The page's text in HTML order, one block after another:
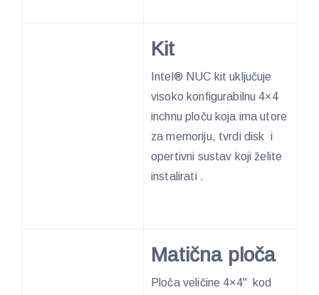
Kit
Intel® NUC kit uključuje
visoko konfigurabilnu 4×4
inchnu ploču koja ima utore
za memoriju, tvrdi disk i
opertivni sustav koji želite
instalirati .
Matična ploča
Ploča veličine 4×4" kod